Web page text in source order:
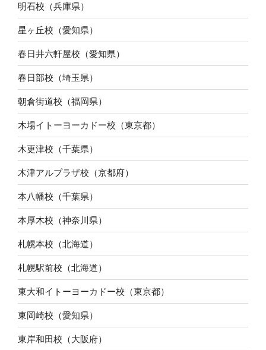
明石校（兵庫県）
星ヶ丘校（愛知県）
春日井六軒屋校（愛知県）
春日部校（埼玉県）
朝倉街道校（福岡県）
木場イトーヨーカドー校（東京都）
木更津校（千葉県）
木津アルプラザ校（京都府）
本八幡校（千葉県）
本厚木校（神奈川県）
札幌本校（北海道）
札幌駅前校（北海道）
東大和イトーヨーカドー校（東京都）
東岡崎校（愛知県）
東岸和田校（大阪府）